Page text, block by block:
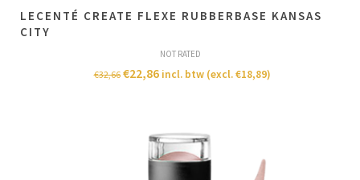
LECENTÉ CREATE FLEXE RUBBERBASE KANSAS
CITY
NOT RATED
€32,66 €22,86 incl. btw (excl.€18,89)